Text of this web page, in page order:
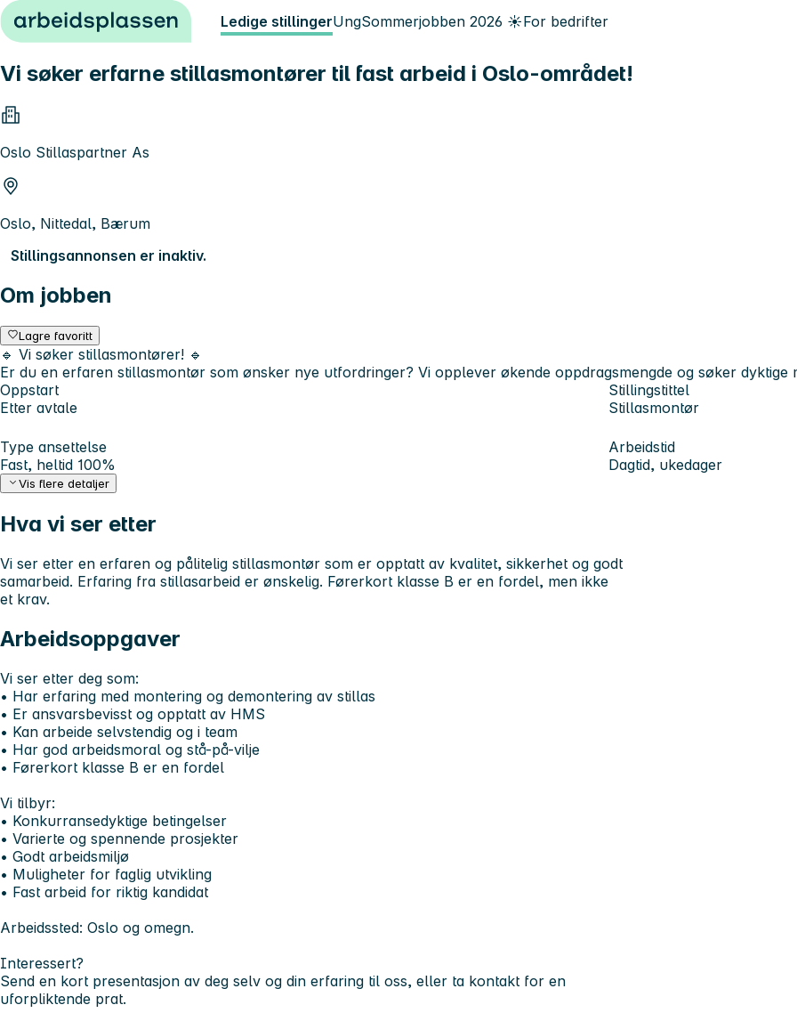
Hopp til innhold Ledige stillingerUngSommerjobben 2026 ☀️For bedrifter
Vi søker erfarne stillasmontører til fast arbeid i Oslo-området!
Oslo Stillaspartner As
Oslo, Nittedal, Bærum
Stillingsannonsen er inaktiv.
Om jobben
Lagre favoritt
🔹 Vi søker stillasmontører! 🔹
Er du en erfaren stillasmontør som ønsker nye utfordringer? Vi opplever økende oppdragsmengde og søker dyktige
Oppstart
Etter avtale
Stillingstittel
Stillasmontør
Type ansettelse
Fast, heltid 100%
Arbeidstid
Dagtid, ukedager
Vis flere detaljer
Hva vi ser etter
Vi ser etter en erfaren og pålitelig stillasmontør som er opptatt av kvalitet, sikkerhet og godt
samarbeid. Erfaring fra stillasarbeid er ønskelig. Førerkort klasse B er en fordel, men ikke
et krav.
Arbeidsoppgaver
Vi ser etter deg som:
• Har erfaring med montering og demontering av stillas
• Er ansvarsbevisst og opptatt av HMS
• Kan arbeide selvstendig og i team
• Har god arbeidsmoral og stå-på-vilje
• Førerkort klasse B er en fordel
Vi tilbyr:
• Konkurransedyktige betingelser
• Varierte og spennende prosjekter
• Godt arbeidsmiljø
• Muligheter for faglig utvikling
• Fast arbeid for riktig kandidat
Arbeidssted: Oslo og omegn.
Interessert?
Send en kort presentasjon av deg selv og din erfaring til oss, eller ta kontakt for en
uforpliktende prat.